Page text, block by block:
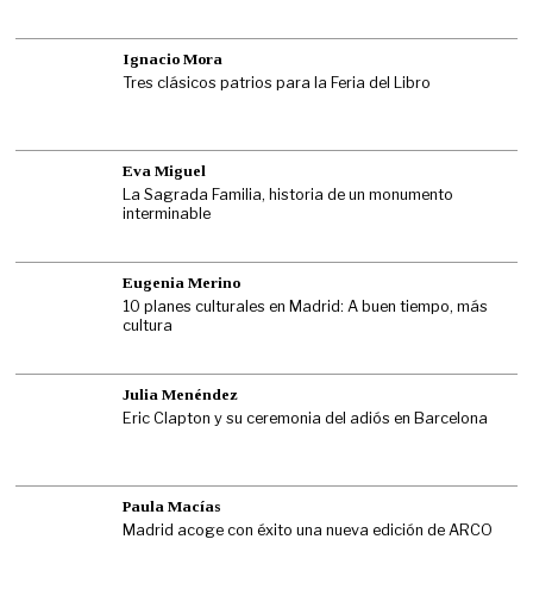
Ignacio Mora
Tres clásicos patrios para la Feria del Libro
Eva Miguel
La Sagrada Familia, historia de un monumento
interminable
Eugenia Merino
10 planes culturales en Madrid: A buen tiempo, más
cultura
Julia Menéndez
Eric Clapton y su ceremonia del adiós en Barcelona
Paula Macías
Madrid acoge con éxito una nueva edición de ARCO